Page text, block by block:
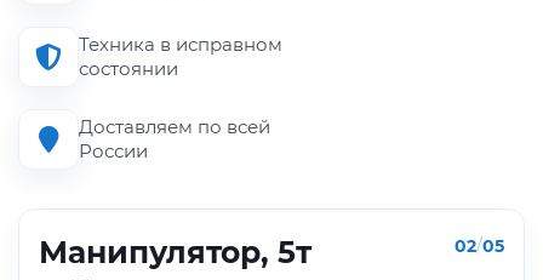
Техника в исправном
состоянии
Доставляем по всей
России
Манипулятор, 5т 02/05